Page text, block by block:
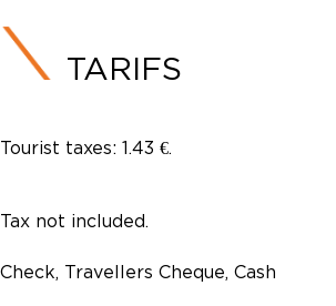
TARIFS
Tourist taxes: 1.43 €.
Tax not included.
Check, Travellers Cheque, Cash